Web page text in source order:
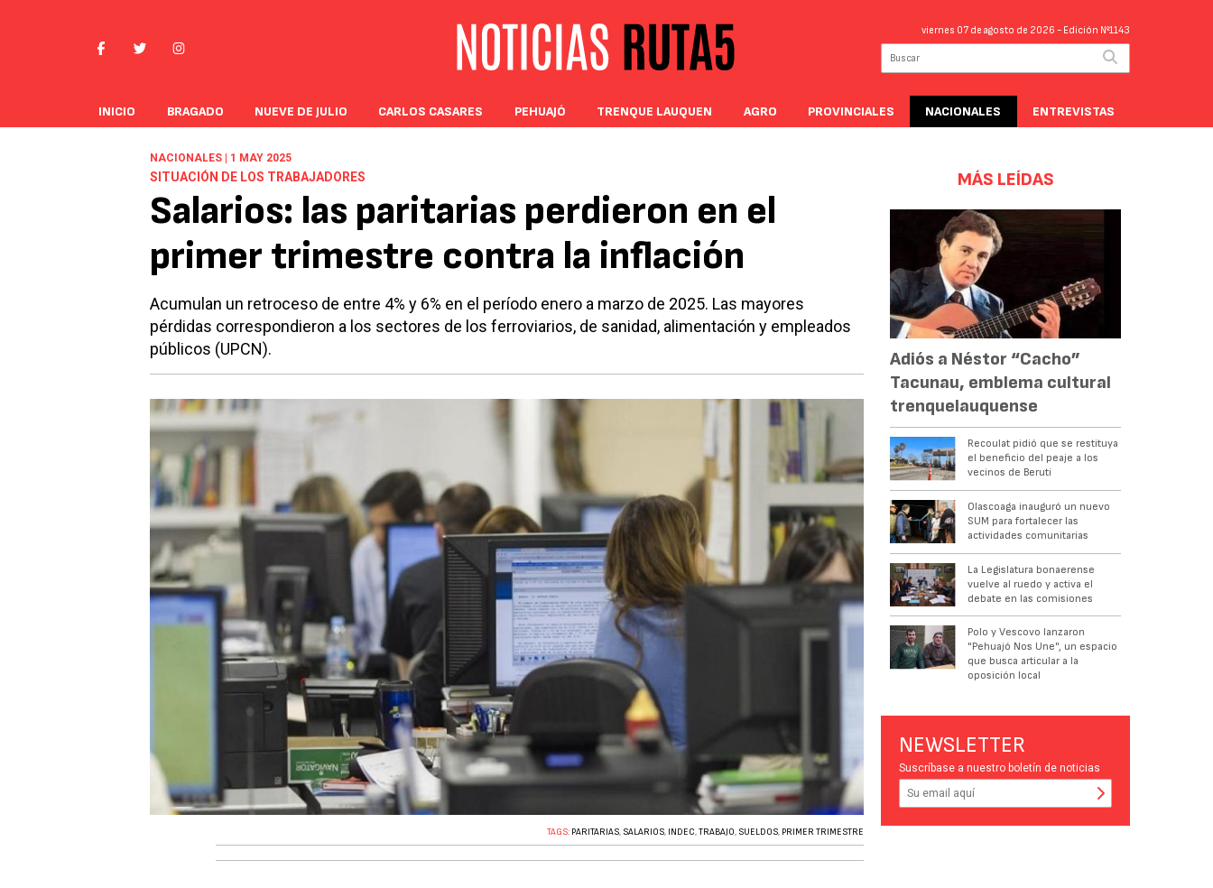
viernes 07 de agosto de 2026 - Edición Nº1143
INICIO BRAGADO NUEVE DE JULIO CARLOS CASARES PEHUAJÓ TRENQUE LAUQUEN AGRO PROVINCIALES NACIONALES ENTREVISTAS
NACIONALES | 1 MAY 2025
SITUACIÓN DE LOS TRABAJADORES
Salarios: las paritarias perdieron en el
primer trimestre contra la inflación
Acumulan un retroceso de entre 4% y 6% en el período enero a marzo de 2025. Las mayores
pérdidas correspondieron a los sectores de los ferroviarios, de sanidad, alimentación y empleados
públicos (UPCN).
TAGS: PARITARIAS, SALARIOS, INDEC,TRABAJO, SUELDOS, PRIMER TRIMESTRE
MÁS LEÍDAS
Adiós a Néstor “Cacho”
Tacunau, emblema cultural
trenquelauquense
Recoulat pidió que se restituya
el beneficio del peaje a los
vecinos de Beruti
Olascoaga inauguró un nuevo
SUM para fortalecer las
actividades comunitarias
La Legislatura bonaerense
vuelve al ruedo y activa el
debate en las comisiones
Polo y Vescovo lanzaron
"Pehuajó Nos Une", un espacio
que busca articular a la
oposición local
NEWSLETTER
Suscríbase a nuestro boletín de noticias